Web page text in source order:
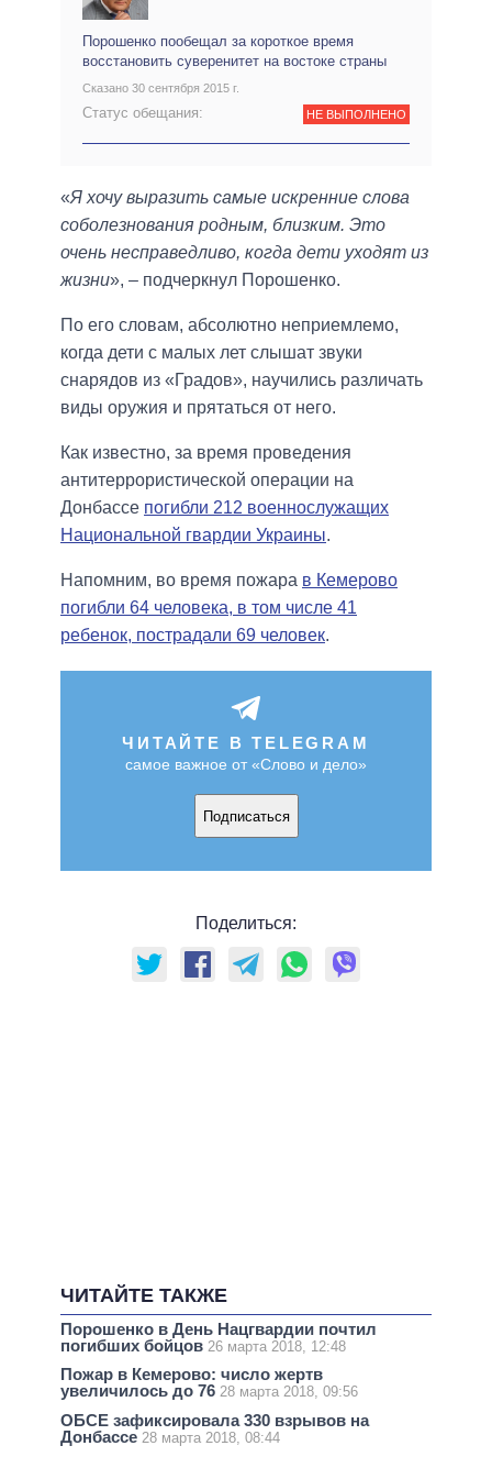
Порошенко пообещал за короткое время
восстановить суверенитет на востоке страны
Сказано 30 сентября 2015 г.
Статус обещания: НЕ ВЫПОЛНЕНО
«Я хочу выразить самые искренние слова
соболезнования родным, близким. Это
очень несправедливо, когда дети уходят из
жизни», – подчеркнул Порошенко.
По его словам, абсолютно неприемлемо,
когда дети с малых лет слышат звуки
снарядов из «Градов», научились различать
виды оружия и прятаться от него.
Как известно, за время проведения
антитеррористической операции на
Донбассе погибли 212 военнослужащих
Национальной гвардии Украины.
Напомним, во время пожара в Кемерово
погибли 64 человека, в том числе 41
ребенок, пострадали 69 человек.
ЧИТАЙТЕ В TELEGRAM
самое важное от «Слово и дело»
Подписаться
Поделиться:
ЧИТАЙТЕ ТАКЖЕ
Порошенко в День Нацгвардии почтил
погибших бойцов 26 марта 2018, 12:48
Пожар в Кемерово: число жертв
увеличилось до 76 28 марта 2018, 09:56
ОБСЕ зафиксировала 330 взрывов на
Донбассе 28 марта 2018, 08:44